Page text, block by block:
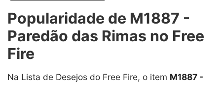
Popularidade de M1887 -
Paredão das Rimas no Free
Fire
Na Lista de Desejos do Free Fire, o item M1887 -